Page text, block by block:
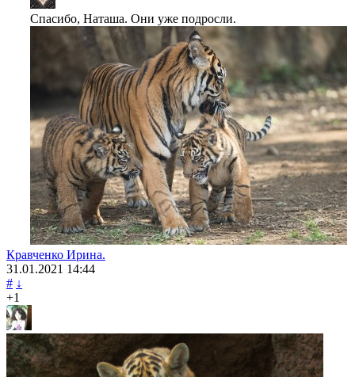
Спасибо, Наташа. Они уже подросли.
Кравченко Ирина.
31.01.2021 14:44
# ↓
+1